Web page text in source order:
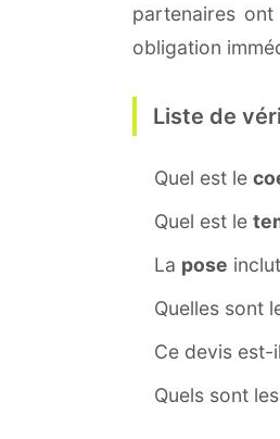
partenaires
obligation
Liste de
Quel est le
Quel est le
La pose
Quelles sont
Ce devis est-
Quels sont